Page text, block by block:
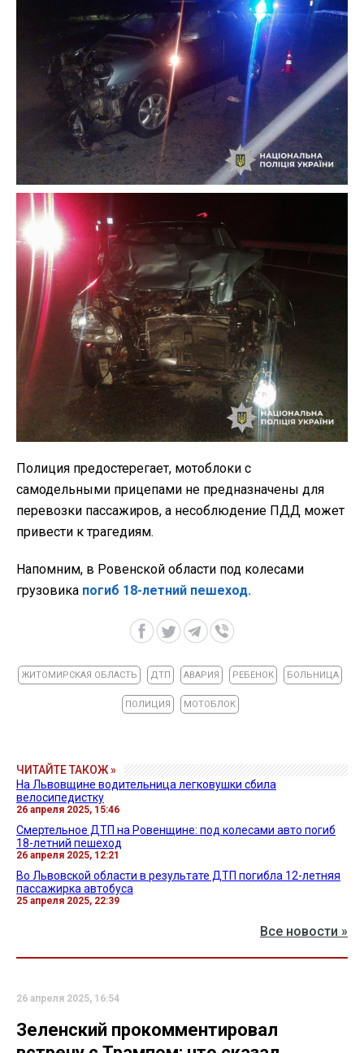
Полиция предостерегает, мотоблоки с
самодельными прицепами не предназначены для
перевозки пассажиров, а несоблюдение ПДД может
привести к трагедиям.
Напомним, в Ровенской области под колесами
грузовика погиб 18-летний пешеход.
ЖИТОМИРСКАЯ ОБЛАСТЬ ДТП АВАРИЯ РЕБЕНОК БОЛЬНИЦА
ПОЛИЦИЯ МОТОБЛОК
ЧИТАЙТЕ ТАКОЖ »
На Львовщине водительница легковушки сбила
велосипедистку
26 апреля 2025, 15:46
Смертельное ДТП на Ровенщине: под колесами авто погиб
18-летний пешеход
26 апреля 2025, 12:21
Во Львовской области в результате ДТП погибла 12-летняя
пассажирка автобуса
25 апреля 2025, 22:39
Все новости »
26 апреля 2025, 16:54
Зеленский прокомментировал